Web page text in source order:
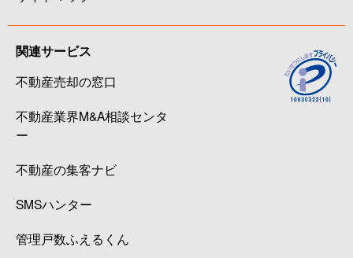
関連サービス
不動産売却の窓口
不動産業界M&A相談センタ
ー
不動産の集客ナビ
SMSハンター
管理戸数ふえるくん